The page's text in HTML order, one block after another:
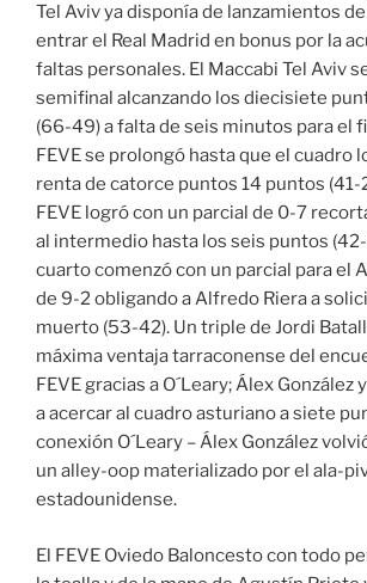
Tel Aviv ya disponía de lanzamientos
entrar el Real Madrid en bonus por la
faltas personales. El Maccabi Tel Aviv
semifinal alcanzando los diecisiete
(66-49) a falta de seis minutos para el
FEVE se prolongó hasta que el cuadro
renta de catorce puntos 14 puntos (41-
FEVE logró con un parcial de 0-7
al intermedio hasta los seis puntos
cuarto comenzó con un parcial para el
de 9-2 obligando a Alfredo Riera a
muerto (53-42). Un triple de Jordi
máxima ventaja tarraconense del
FEVE gracias a O´Leary; Álex González
a acercar al cuadro asturiano a siete
conexión O´Leary – Álex González
un alley-oop materializado por el ala-
estadounidense.
El FEVE Oviedo Baloncesto con todo